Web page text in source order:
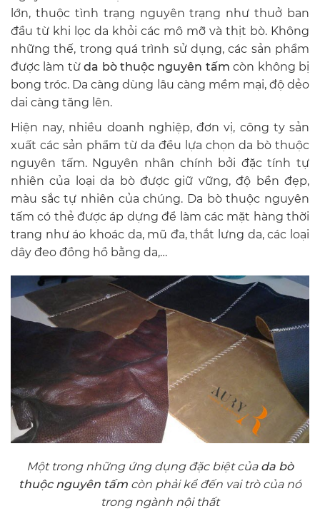
lớn, thuộc tình trạng nguyên trạng như thuở ban
đầu từ khi lọc da khỏi các mô mỡ và thịt bò. Không
những thế, trong quá trình sử dụng, các sản phẩm
được làm từda bò thuộc nguyên tấm còn không bị
bong tróc. Da càng dùng lâu càng mềm mại, độ dẻo
dai càng tăng lên.
Hiện nay, nhiều doanh nghiệp, đơn vị, công ty sản
xuất các sản phẩm từ da đều lựa chọn da bò thuộc
nguyên tấm. Nguyên nhân chính bởi đặc tính tự
nhiên của loại da bò được giữ vững, độ bền đẹp,
màu sắc tự nhiên của chúng. Da bò thuộc nguyên
tấm có thẻ được áp dựng để làm các mặt hàng thời
trang như áo khoác da, mũ đa, thắt lưng da, các loại
dây đeo đồng hồ bằng da,…
Một trong những ứng dụng đặc biệt của da bò
thuộc nguyên tấm còn phải kể đến vai trò của nó
trong ngành nội thất